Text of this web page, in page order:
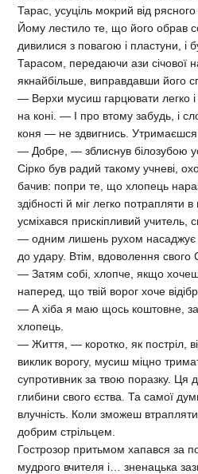
Тарас, усуціль мокрий від
Йому лестило те, що його обрав
дивилися з повагою і пластуни, і
Тарасом, передаючи ази січової
якнайбільше, виправдавши його
— Верхи мусиш гарцювати легко і
на коні. — І про втому забудь, і
коня — не здвигнись.
— Добре, — зблиснув білозубою
Сірко був радий такому учневі,
бачив: попри те, що хлопець
здібності й міг легко
усміхався прискіпливий учитель,
— одним лишень рухом насаджує
до удару. Втім, вдоволення
— Затям собі, хлопче, якщо
наперед, що твій ворог хоче
— А хіба я маю щось коштовне,
хлопець.
— Життя, — коротко, як постріл,
виклик ворогу, мусиш міцно
супротивник за твою поразку.
глибини свого єства. Та самої
влучність. Коли зможеш
добрим стрільцем.
Гострозор притьмом хапався за
мудрого вчителя і… зненацька